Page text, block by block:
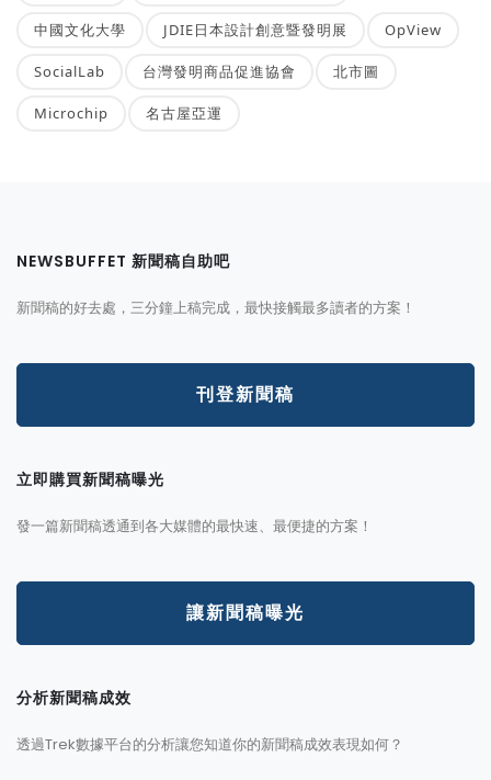
中國文化大學 JDIE日本設計創意暨發明展 OpView
SocialLab 台灣發明商品促進協會 北市圖
Microchip 名古屋亞運
NEWSBUFFET 新聞稿自助吧
新聞稿的好去處，三分鐘上稿完成，最快接觸最多讀者的方案！
刊登新聞稿
立即購買新聞稿曝光
發一篇新聞稿透通到各大媒體的最快速、最便捷的方案！
讓新聞稿曝光
分析新聞稿成效
透過Trek數據平台的分析讓您知道你的新聞稿成效表現如何？